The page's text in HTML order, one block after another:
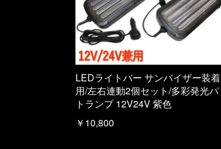
LEDライトバー サンバイザー装着
用/左右連動2個セット/多彩発光パ
トランプ 12V24V 紫色
￥10,800